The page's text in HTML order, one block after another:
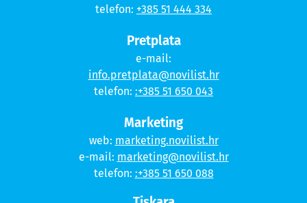
telefon: +385 51 444 334
Pretplata
e-mail:
info.pretplata@novilist.hr
telefon: :+385 51 650 043
Marketing
web: marketing.novilist.hr
e-mail: marketing@novilist.hr
telefon: :+385 51 650 088